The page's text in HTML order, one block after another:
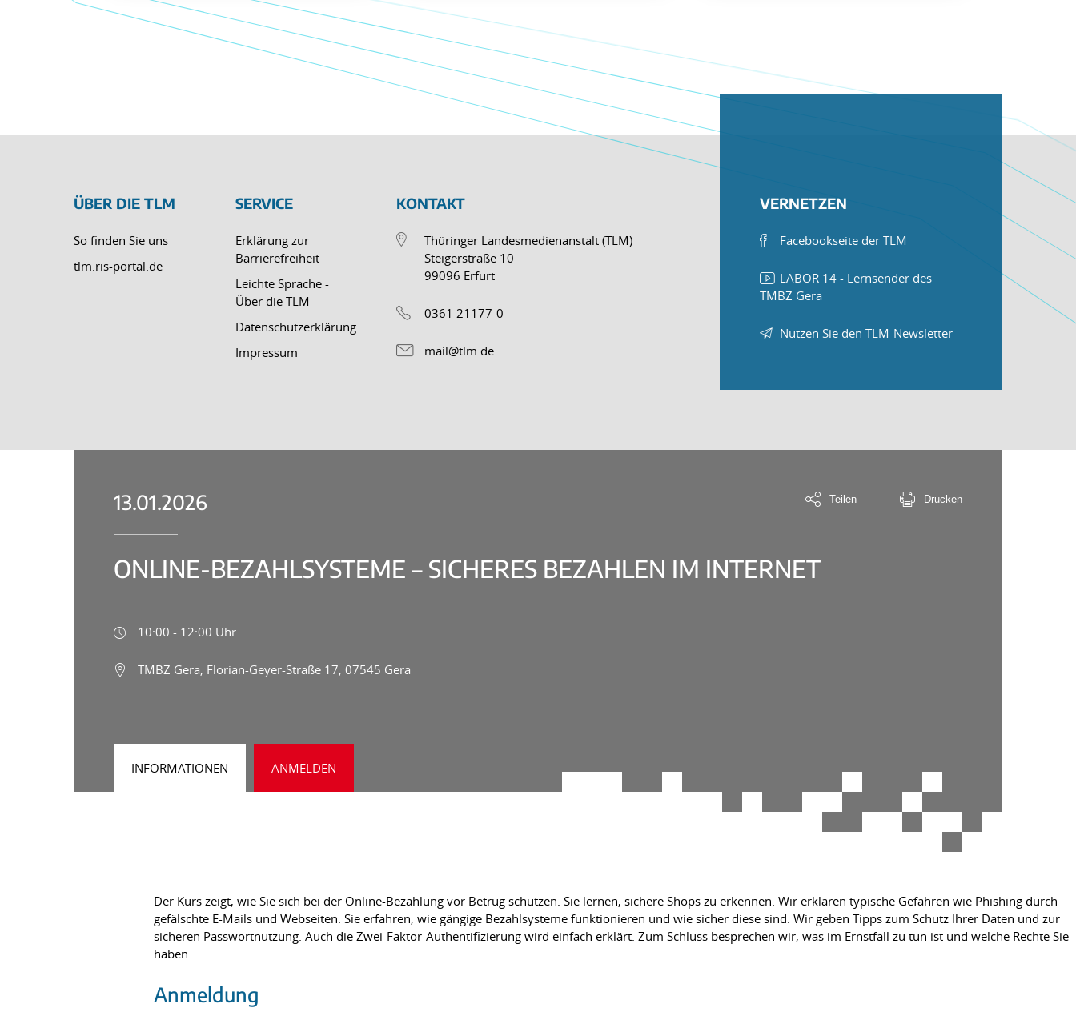
ÜBER DIE TLM
So finden Sie uns
tlm.ris-portal.de
SERVICE
Erklärung zur
Barrierefreiheit
Leichte Sprache -
Über die TLM
Datenschutzerklärung
Impressum
KONTAKT
Thüringer Landesmedienanstalt (TLM)
Steigerstraße 10
99096 Erfurt
0361 21177-0
mail@tlm.de
VERNETZEN
Facebookseite der TLM
LABOR 14 - Lernsender des
TMBZ Gera
Nutzen Sie den TLM-Newsletter
13.01.2026 Teilen Drucken
ONLINE-BEZAHLSYSTEME – SICHERES BEZAHLEN IM INTERNET
10:00 - 12:00 Uhr
TMBZ Gera, Florian-Geyer-Straße 17, 07545 Gera
INFORMATIONEN ANMELDEN
Der Kurs zeigt, wie Sie sich bei der Online-Bezahlung vor Betrug schützen. Sie lernen, sichere Shops zu erkennen. Wir erklären typische Gefahren wie Phishing durch
gefälschte E-Mails und Webseiten. Sie erfahren, wie gängige Bezahlsysteme funktionieren und wie sicher diese sind. Wir geben Tipps zum Schutz Ihrer Daten und zur
sicheren Passwortnutzung. Auch die Zwei-Faktor-Authentifizierung wird einfach erklärt. Zum Schluss besprechen wir, was im Ernstfall zu tun ist und welche Rechte Sie
haben.
Anmeldung